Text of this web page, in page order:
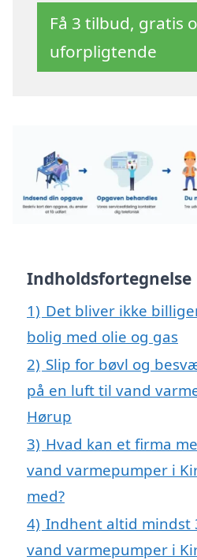
Få 3 tilbud, gratis
uforpligtende
Indholdsfortegnelse
1) Det bliver ikke
bolig med olie og gas
2) Slip for bøvl og
på en luft til vand
Hørup
3) Hvad kan et firma
vand varmepumper i
med?
4) Indhent altid mindst
vand varmepumper i